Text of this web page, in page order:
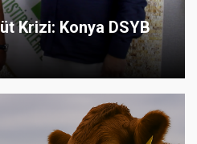
Krizi: Konya DSYB